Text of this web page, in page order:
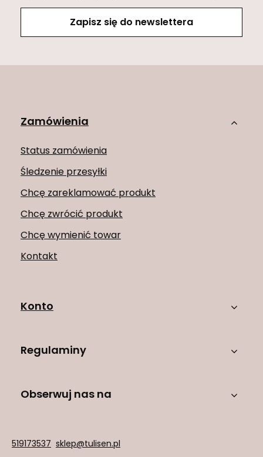
Zapisz się do newslettera
Zamówienia
Status zamówienia
Śledzenie przesyłki
Chcę zareklamować produkt
Chcę zwrócić produkt
Chcę wymienić towar
Kontakt
Konto
Regulaminy
Obserwuj nas na
519173537 sklep@tulisen.pl